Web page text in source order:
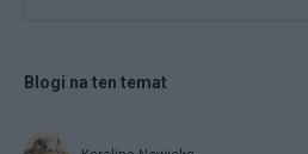
Blogi na ten temat